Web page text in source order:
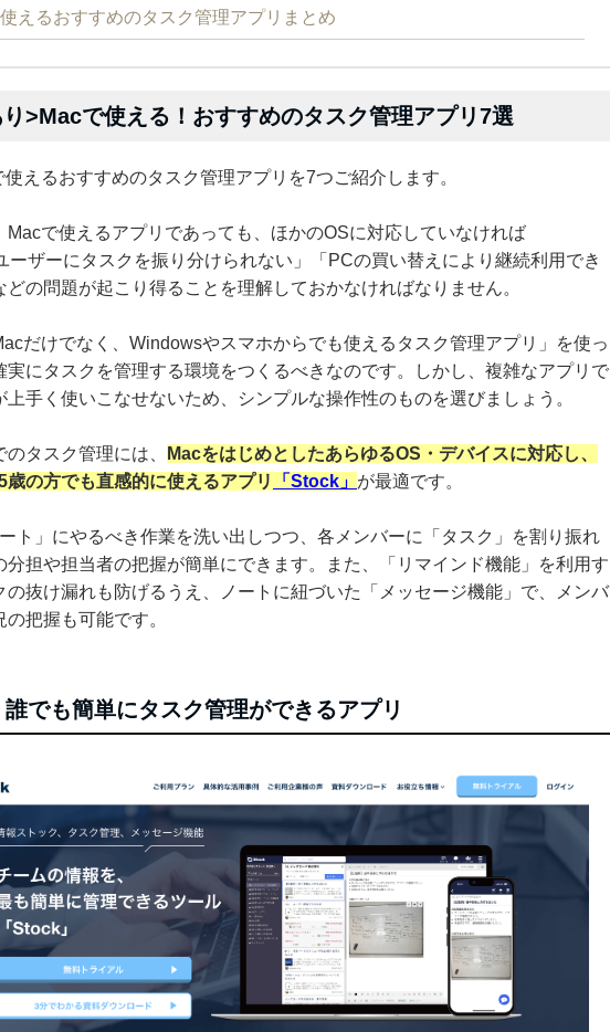
えるおすすめのタスク管理アプリまとめ
>Macで使える！おすすめのタスク管理アプリ7選
使えるおすすめのタスク管理アプリを7つご紹介します。
Macで使えるアプリであっても、ほかのOSに対応していなければ
ーザーにタスクを振り分けられない」「PCの買い替えにより継続利用でき
どの問題が起こり得ることを理解しておかなければなりません。
だけでなく、Windowsやスマホからでも使えるタスク管理アプリ」を使っ
実にタスクを管理する環境をつくるべきなのです。しかし、複雑なアプリで
上手く使いこなせないため、シンプルな操作性のものを選びましょう。
タスク管理には、
MacをはじめとしたあらゆるOS・デバイスに対応し、
歳の方でも直感的に使えるアプリ
「Stock」 が最適です。
ト」にやるべき作業を洗い出しつつ、各メンバーに「タスク」を割り振れ
分担や担当者の把握が簡単にできます。また、「リマインド機能」を利用す
の抜け漏れも防げるうえ、ノートに紐づいた「メッセージ機能」で、メンバ
把握も可能です。
誰でも簡単にタスク管理ができるアプリ